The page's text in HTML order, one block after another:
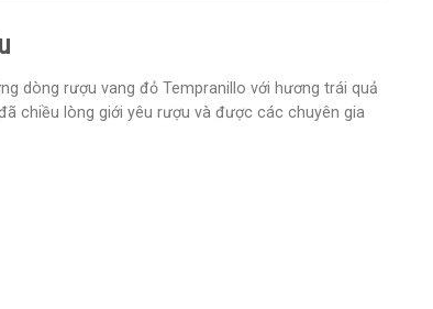
dòng rượu vang đỏ Tempranillo với hương trái quả
chiều lòng giới yêu rượu và được các chuyên gia